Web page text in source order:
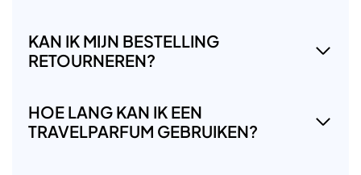
KAN IK MIJN BESTELLING
RETOURNEREN?
HOE LANG KAN IK EEN
TRAVELPARFUM GEBRUIKEN?